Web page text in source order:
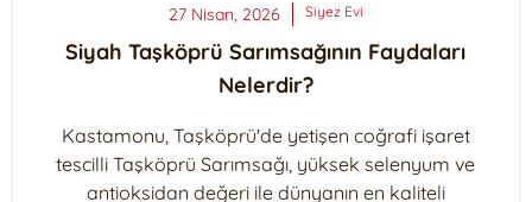
27 Nisan, 2026 Siyez Evi
Siyah Taşköprü Sarımsağının Faydaları
Nelerdir?
Kastamonu, Taşköprü'de yetişen coğrafi işaret
tescilli Taşköprü Sarımsağı, yüksek selenyum ve
antioksidan değeri ile dünyanın en kaliteli